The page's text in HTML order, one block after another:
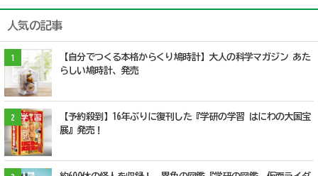
人気の記事
1
【自分でつくる本格からくり鳩時計】大人の科学マガジン あた
らしい鳩時計、発売
2
【予約殺到】16年ぶりに復刊した『学研の学習 はにわの大国宝
展』発売！